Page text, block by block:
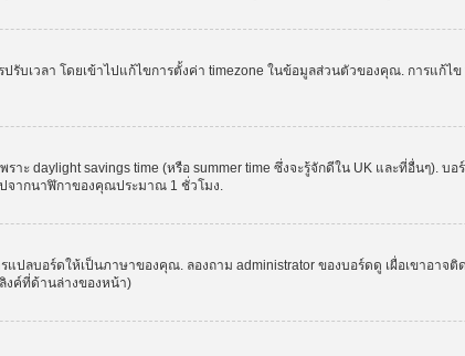
บเวลา โดยเข้าไปแก้ไขการตั้งค่า timezone ในข้อมูลส่วนตัวของคุณ. การแก้ไ
ะ daylight savings time (หรือ summer time ซึ่งจะรู้จักดีใน UK และที่อื่นๆ). บ
จากนาฬิกาของคุณประมาณ 1 ชั่วโมง.
ปลบอร์ดให้เป็นภาษาของคุณ. ลองถาม administrator ของบอร์ดดู เผื่อเขาอ
งค์ที่ด้านล่างของหน้า)